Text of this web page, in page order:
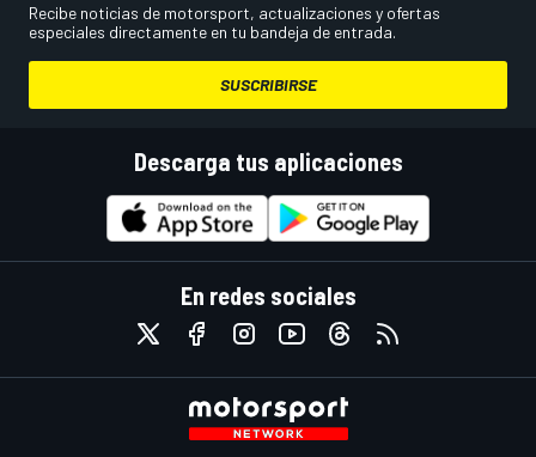
Recibe noticias de motorsport, actualizaciones y ofertas
especiales directamente en tu bandeja de entrada.
SUSCRIBIRSE
Descarga tus aplicaciones
En redes sociales